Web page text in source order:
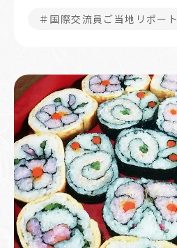
＃国際交流員ご当地リポート